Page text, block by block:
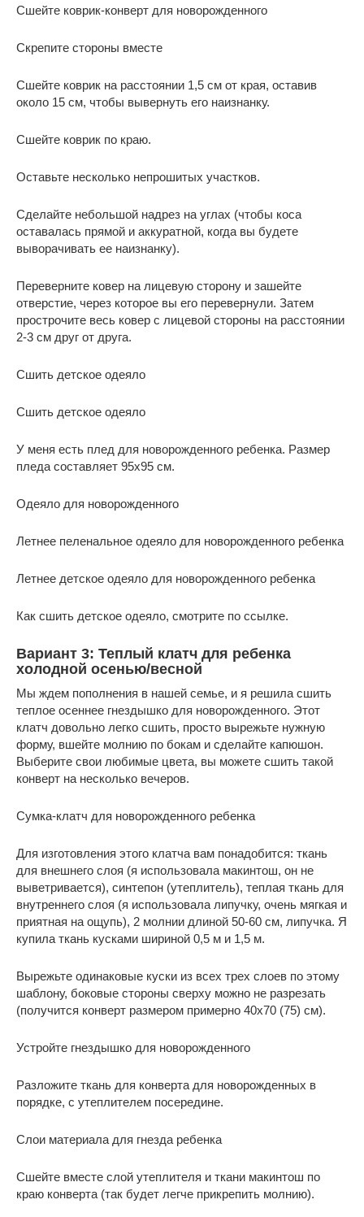
Сшейте коврик-конверт для новорожденного
Скрепите стороны вместе
Сшейте коврик на расстоянии 1,5 см от края, оставив
около 15 см, чтобы вывернуть его наизнанку.
Сшейте коврик по краю.
Оставьте несколько непрошитых участков.
Сделайте небольшой надрез на углах (чтобы коса
оставалась прямой и аккуратной, когда вы будете
выворачивать ее наизнанку).
Переверните ковер на лицевую сторону и зашейте
отверстие, через которое вы его перевернули. Затем
прострочите весь ковер с лицевой стороны на расстоянии
2-3 см друг от друга.
Сшить детское одеяло
Сшить детское одеяло
У меня есть плед для новорожденного ребенка. Размер
пледа составляет 95х95 см.
Одеяло для новорожденного
Летнее пеленальное одеяло для новорожденного ребенка
Летнее детское одеяло для новорожденного ребенка
Как сшить детское одеяло, смотрите по ссылке.
Вариант 3: Теплый клатч для ребенка
холодной осенью/весной
Мы ждем пополнения в нашей семье, и я решила сшить
теплое осеннее гнездышко для новорожденного. Этот
клатч довольно легко сшить, просто вырежьте нужную
форму, вшейте молнию по бокам и сделайте капюшон.
Выберите свои любимые цвета, вы можете сшить такой
конверт на несколько вечеров.
Сумка-клатч для новорожденного ребенка
Для изготовления этого клатча вам понадобится: ткань
для внешнего слоя (я использовала макинтош, он не
выветривается), синтепон (утеплитель), теплая ткань для
внутреннего слоя (я использовала липучку, очень мягкая и
приятная на ощупь), 2 молнии длиной 50-60 см, липучка. Я
купила ткань кусками шириной 0,5 м и 1,5 м.
Вырежьте одинаковые куски из всех трех слоев по этому
шаблону, боковые стороны сверху можно не разрезать
(получится конверт размером примерно 40х70 (75) см).
Устройте гнездышко для новорожденного
Разложите ткань для конверта для новорожденных в
порядке, с утеплителем посередине.
Слои материала для гнезда ребенка
Сшейте вместе слой утеплителя и ткани макинтош по
краю конверта (так будет легче прикрепить молнию).